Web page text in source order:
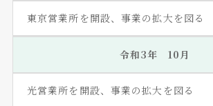
東京営業所を開設、事業の拡大を図る
令和3年 10月
光営業所を開設、事業の拡大を図る